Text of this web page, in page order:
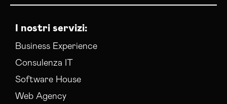
I nostri servizi:
Business Experience
Consulenza IT
Software House
Web Agency